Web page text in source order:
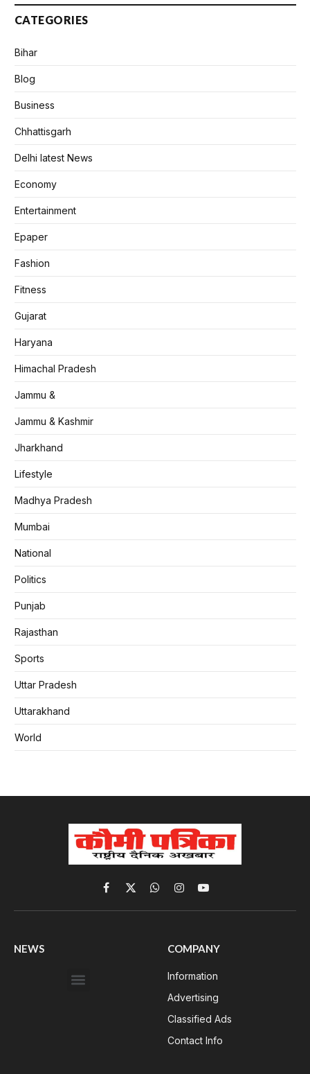
CATEGORIES
Bihar
Blog
Business
Chhattisgarh
Delhi latest News
Economy
Entertainment
Epaper
Fashion
Fitness
Gujarat
Haryana
Himachal Pradesh
Jammu &
Jammu & Kashmir
Jharkhand
Lifestyle
Madhya Pradesh
Mumbai
National
Politics
Punjab
Rajasthan
Sports
Uttar Pradesh
Uttarakhand
World
Facebook
X
(Twitter)
WhatsApp
InstagramYouTube
NEWS COMPANY
Information
Advertising
Classified Ads
Contact Info